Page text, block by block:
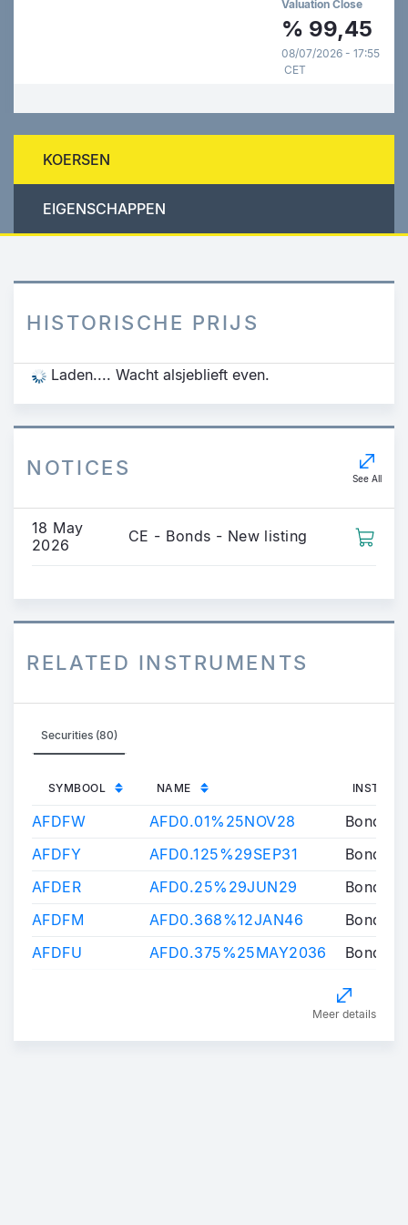
Valuation Close
% 99,45
08/07/2026 - 17:55
CET
KOERSEN
EIGENSCHAPPEN
HISTORISCHE PRIJS
Laden.... Wacht alsjeblieft even.
NOTICES See All
18 May
2026
CE - Bonds - New listing
RELATED INSTRUMENTS
Securities (80)
SYMBOOL NAME
AFDFW AFD0.01%25NOV28
Bond
AFDFY
AFD0.125%29SEP31
Bond
AFDER
AFD0.25%29JUN29
Bond
AFDFM
AFD0.368%12JAN46
Bond
AFDFU
AFD0.375%25MAY2036 Bond
Meer details